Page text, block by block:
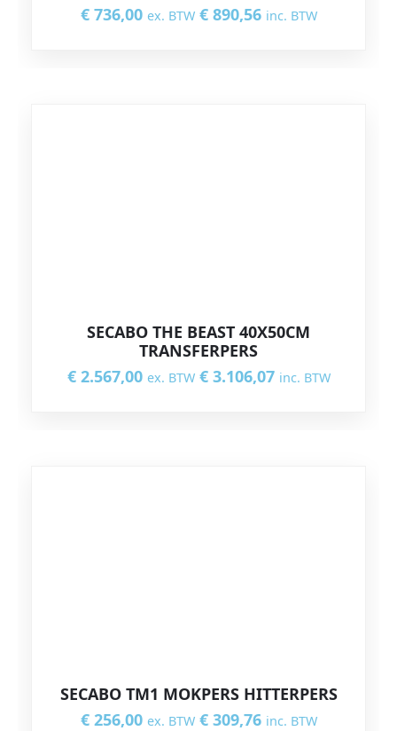
€736,00 ex. BTW €890,56 inc. BTW
SECABO THE BEAST 40X50CM
TRANSFERPERS
€2.567,00 ex. BTW €3.106,07 inc. BTW
SECABO TM1 MOKPERS HITTERPERS
€256,00 ex. BTW €309,76 inc. BTW